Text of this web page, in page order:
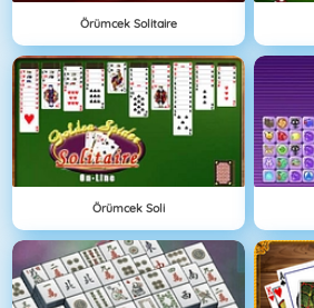
Örümcek Solitaire
Örümcek Soli